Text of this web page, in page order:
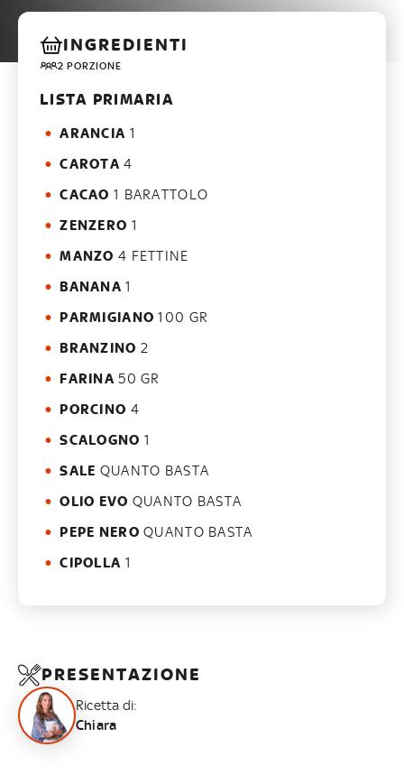
INGREDIENTI
2 PORZIONE
LISTA PRIMARIA
ARANCIA 1
CAROTA 4
CACAO 1 BARATTOLO
ZENZERO 1
MANZO 4 FETTINE
BANANA 1
PARMIGIANO 100 GR
BRANZINO 2
FARINA 50 GR
PORCINO 4
SCALOGNO 1
SALE QUANTO BASTA
OLIO EVO QUANTO BASTA
PEPE NERO QUANTO BASTA
CIPOLLA 1
PRESENTAZIONE
Ricetta di:
Chiara